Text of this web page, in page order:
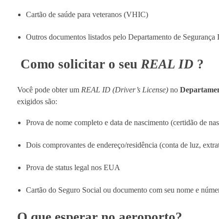
Cartão de saúde para veteranos (VHIC)
Outros documentos listados pelo Departamento de
Como solicitar o seu REAL ID ?
Você pode obter um REAL ID (Driver’s License) no
exigidos são:
Prova de nome completo e data de nascimento (certidão de
Dois comprovantes de endereço/residência (conta de luz,
Prova de status legal nos EUA
Cartão do Seguro Social ou documento com seu nome e